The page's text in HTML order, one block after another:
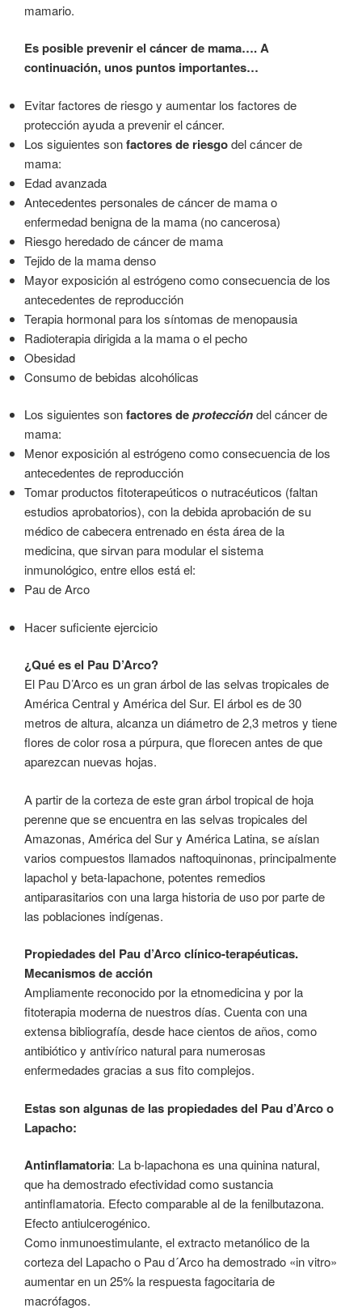
mamario.
Es posible prevenir el cáncer de mama…. A
continuación, unos puntos importantes…
Evitar factores de riesgo y aumentar los factores de
protección ayuda a prevenir el cáncer.
Los siguientes sonfactores de riesgodel cáncer de
mama:
Edad avanzada
Antecedentes personales de cáncer de mama o
enfermedad benigna de la mama (no cancerosa)
Riesgo heredado de cáncer de mama
Tejido de la mama denso
Mayor exposición al estrógeno como consecuencia de los
antecedentes de reproducción
Terapia hormonal para los síntomas de menopausia
Radioterapia dirigida a la mama o el pecho
Obesidad
Consumo de bebidas alcohólicas
Los siguientes sonfactores deproteccióndel cáncer de
mama:
Menor exposición al estrógeno como consecuencia de los
antecedentes de reproducción
Tomar productos fitoterapeúticos o nutracéuticos (faltan
estudios aprobatorios), con la debida aprobación de su
médico de cabecera entrenado en ésta área de la
medicina, que sirvan para modular el sistema
inmunológico, entre ellos está el:
Pau de Arco
Hacer suficiente ejercicio
¿Qué es el Pau D’Arco?
El Pau D’Arco es un gran árbol de las selvas tropicales de
América Central y América del Sur. El árbol es de 30
metros de altura, alcanza un diámetro de 2,3 metros y tiene
flores de color rosa a púrpura, que florecen antes de que
aparezcan nuevas hojas.
A partir de la corteza de este gran árbol tropical de hoja
perenne que se encuentra en las selvas tropicales del
Amazonas, América del Sur y América Latina, se aíslan
varios compuestos llamados naftoquinonas, principalmente
lapachol y beta-lapachone, potentes remedios
antiparasitarios con una larga historia de uso por parte de
las poblaciones indígenas.
Propiedades del Pau d’Arco clínico-terapéuticas.
Mecanismos de acción
Ampliamente reconocido por la etnomedicina y por la
fitoterapia moderna de nuestros días. Cuenta con una
extensa bibliografía, desde hace cientos de años, como
antibiótico y antivírico natural para numerosas
enfermedades gracias a sus fito complejos.
Estas son algunas de las propiedades del Pau d’Arco o
Lapacho:
Antinflamatoria: La b-lapachona es una quinina natural,
que ha demostrado efectividad como sustancia
antinflamatoria. Efecto comparable al de la fenilbutazona.
Efecto antiulcerogénico.
Como inmunoestimulante, el extracto metanólico de la
corteza del Lapacho o Pau d´Arco ha demostrado «in vitro»
aumentar en un 25% la respuesta fagocitaria de
macrófagos.